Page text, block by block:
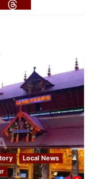
Local News